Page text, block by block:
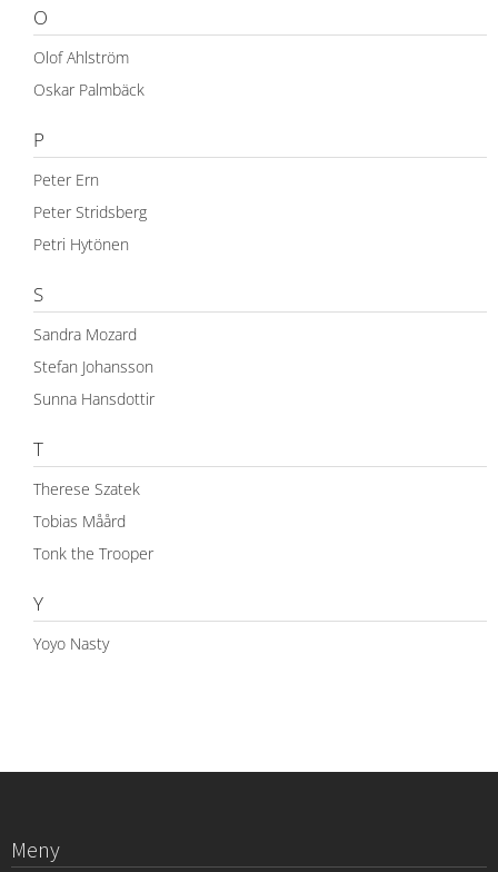
O
Olof Ahlström
Oskar Palmbäck
P
Peter Ern
Peter Stridsberg
Petri Hytönen
S
Sandra Mozard
Stefan Johansson
Sunna Hansdottir
T
Therese Szatek
Tobias Måård
Tonk the Trooper
Y
Yoyo Nasty
Meny